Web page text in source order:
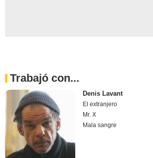
Trabajó con...
Denis Lavant
El extranjero
Mr. X
Mala sangre